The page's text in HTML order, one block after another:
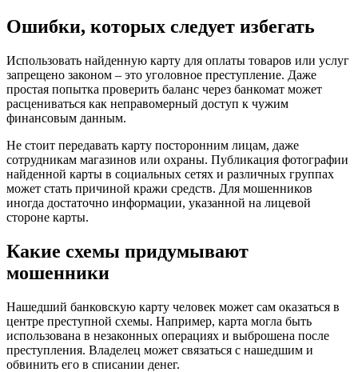
Ошибки, которых следует избегать
Использовать найденную карту для оплаты товаров или услуг
запрещено законом – это уголовное преступление. Даже
простая попытка проверить баланс через банкомат может
расцениваться как неправомерный доступ к чужим
финансовым данным.
Не стоит передавать карту посторонним лицам, даже
сотрудникам магазинов или охраны. Публикация фотографии
найденной карты в социальных сетях и различных группах
может стать причиной кражи средств. Для мошенников
иногда достаточно информации, указанной на лицевой
стороне карты.
Какие схемы придумывают
мошенники
Нашедший банковскую карту человек может сам оказаться в
центре преступной схемы. Например, карта могла быть
использована в незаконных операциях и выброшена после
преступления. Владелец может связаться с нашедшим и
обвинить его в списании денег.